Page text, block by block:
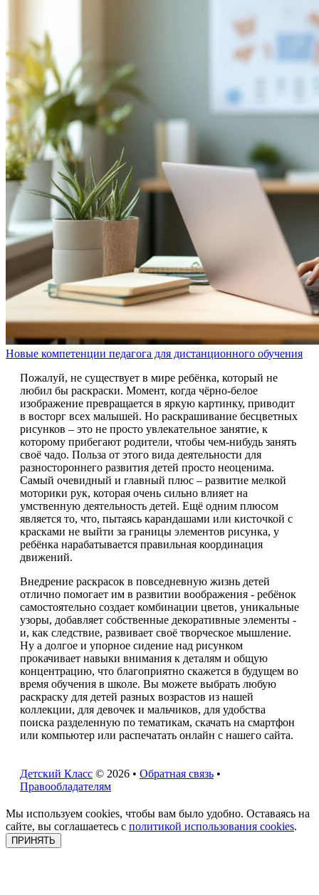
Новые компетенции педагога для дистанционного обучения
Пожалуй, не существует в мире ребёнка, который не
любил бы раскраски. Момент, когда чёрно-белое
изображение превращается в яркую картинку, приводит
в восторг всех малышей. Но раскрашивание бесцветных
рисунков – это не просто увлекательное занятие, к
которому прибегают родители, чтобы чем-нибудь занять
своё чадо. Польза от этого вида деятельности для
разностороннего развития детей просто неоценима.
Самый очевидный и главный плюс – развитие мелкой
моторики рук, которая очень сильно влияет на
умственную деятельность детей. Ещё одним плюсом
является то, что, пытаясь карандашами или кисточкой с
красками не выйти за границы элементов рисунка, у
ребёнка нарабатывается правильная координация
движений.
Внедрение раскрасок в повседневную жизнь детей
отлично помогает им в развитии воображения - ребёнок
самостоятельно создает комбинации цветов, уникальные
узоры, добавляет собственные декоративные элементы -
и, как следствие, развивает своё творческое мышление.
Ну а долгое и упорное сидение над рисунком
прокачивает навыки внимания к деталям и общую
концентрацию, что благоприятно скажется в будущем во
время обучения в школе. Вы можете выбрать любую
раскраску для детей разных возрастов из нашей
коллекции, для девочек и мальчиков, для удобства
поиска разделенную по тематикам, скачать на смартфон
или компьютер или распечатать онлайн с нашего сайта.
Детский Класс © 2026 • Обратная связь •
Правообладателям
Мы используем cookies, чтобы вам было удобно. Оставаясь на
сайте, вы соглашаетесь с политикой использования cookies.
ПРИНЯТЬ